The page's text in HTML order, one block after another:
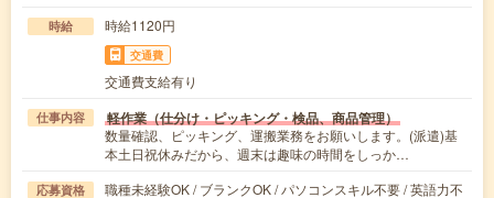
時給 時給1120円
交通費
交通費支給有り
仕事内容 軽作業（仕分け・ピッキング・検品、商品管理）
数量確認、ピッキング、運搬業務をお願いします。(派遣)基
本土日祝休みだから、週末は趣味の時間をしっか…
応募資格
職種未経験OK / ブランクOK / パソコンスキル不要 / 英語力不